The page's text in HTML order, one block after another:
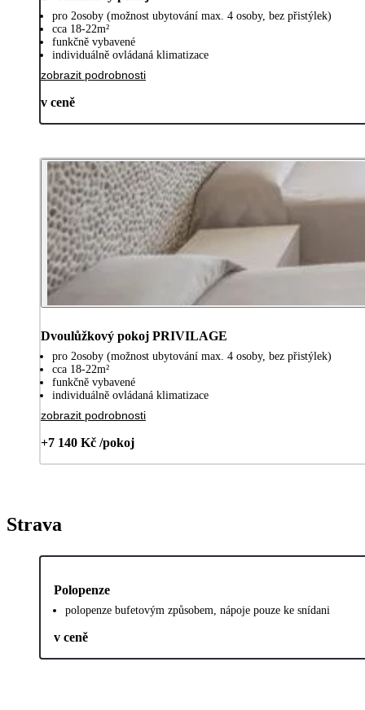
pro 2osoby (možnost ubytování max. 4 osoby, bez přistýlek)
cca 18-22m²
funkčně vybavené
individuálně ovládaná klimatizace
zobrazit podrobnosti
v ceně
Dvoulůžkový pokoj PRIVILAGE
pro 2osoby (možnost ubytování max. 4 osoby, bez přistýlek)
cca 18-22m²
funkčně vybavené
individuálně ovládaná klimatizace
zobrazit podrobnosti
+7 140 Kč /pokoj
Strava
Polopenze
polopenze bufetovým způsobem, nápoje pouze ke snídani
v ceně